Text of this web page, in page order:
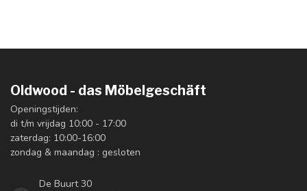
Oldwood - das Möbelgeschäft
Openingstijden:
di t/m vrijdag 10:00 - 17:00
zaterdag: 10:00-16:00
zondag & maandag : gesloten
De Buurt 30